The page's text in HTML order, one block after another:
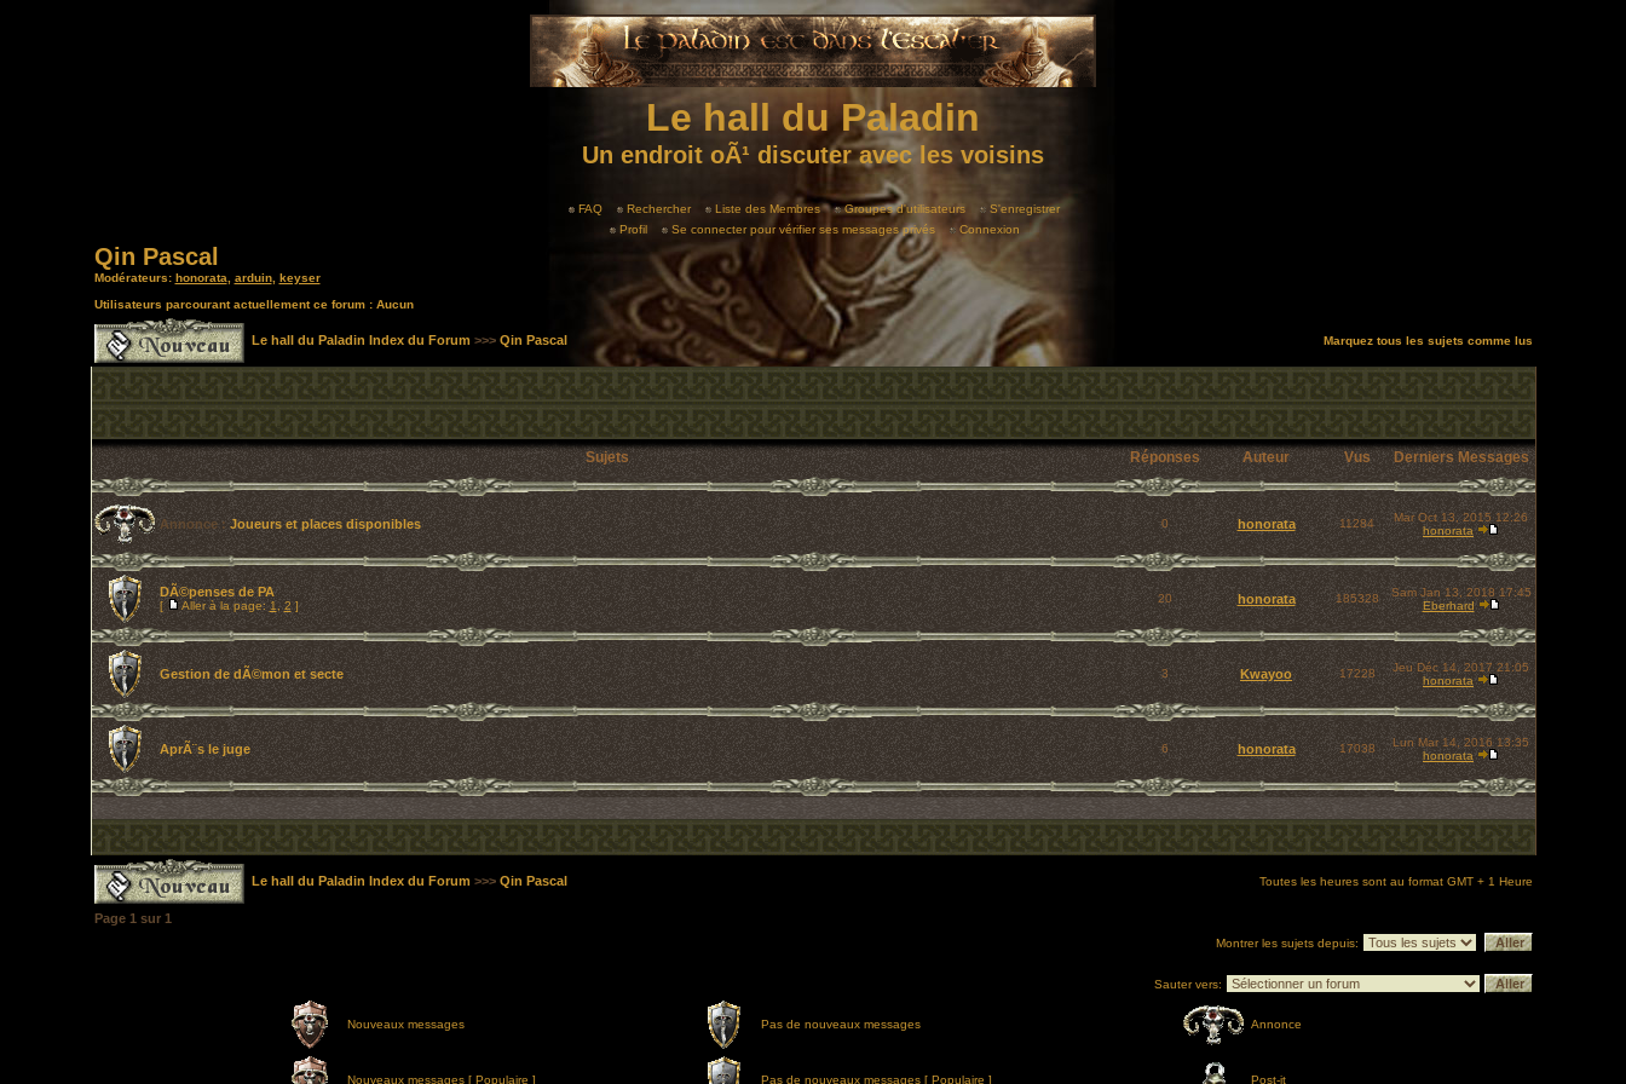
Le hall du Paladin
Un endroit oÃ¹ discuter avec les voisins
FAQ Rechercher Liste des Membres Groupes d'utilisateurs
S'enregistrer
Profil
Se connecter pour vérifier ses messages privés Connexion
Qin Pascal
Modérateurs: honorata arduin, keyser
Utilisateurs parcourant actuellement ce forum : Aucun
Le hall du Paladin Index du Forum >>> Qin Pascal Marquez tous les sujets comme lus
Sujets Réponses Auteur Vus Derniers Messages
Annonce : Joueurs et places disponibles 0 honorata 11284
Mar Oct 13, 2015 12:26
honorata
DÃ©penses de PA
[ Aller à la page: 1 ,2 ]
20 honorata 185328
Sam Jan 13, 2018 17:45
Eberhard
Gestion de dÃ©mon et secte 3 Kwayoo 17228
Jeu Déc 14, 2017 21:05
honorata
AprÃ¨s le juge 6 honorata 17038
Lun Mar 14, 2016 13:35
honorata
Le hall du Paladin Index du Forum >>> Qin Pascal Toutes les heures sont au format GMT + 1 Heure
Page 1 sur 1
Montrer les sujets depuis:
Sauter vers:
Nouveaux messages Pas de nouveaux messages Annonce
Nouveaux messages [ Populaire ] Pas de nouveaux messages [ Populaire ] Post-it